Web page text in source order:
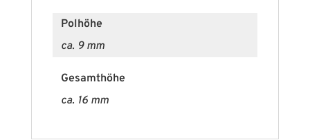
Polhöhe
ca. 9 mm
Gesamthöhe
ca. 16 mm